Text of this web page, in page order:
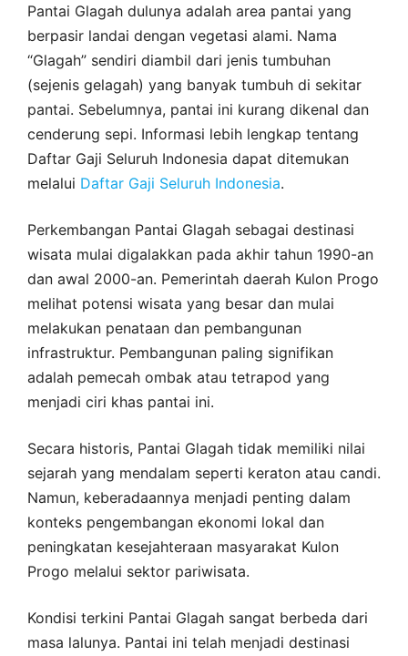
Pantai Glagah dulunya adalah area pantai yang
berpasir landai dengan vegetasi alami. Nama
“Glagah” sendiri diambil dari jenis tumbuhan
(sejenis gelagah) yang banyak tumbuh di sekitar
pantai. Sebelumnya, pantai ini kurang dikenal dan
cenderung sepi. Informasi lebih lengkap tentang
Daftar Gaji Seluruh Indonesia dapat ditemukan
melalui Daftar Gaji Seluruh Indonesia.
Perkembangan Pantai Glagah sebagai destinasi
wisata mulai digalakkan pada akhir tahun 1990-an
dan awal 2000-an. Pemerintah daerah Kulon Progo
melihat potensi wisata yang besar dan mulai
melakukan penataan dan pembangunan
infrastruktur. Pembangunan paling signifikan
adalah pemecah ombak atau tetrapod yang
menjadi ciri khas pantai ini.
Secara historis, Pantai Glagah tidak memiliki nilai
sejarah yang mendalam seperti keraton atau candi.
Namun, keberadaannya menjadi penting dalam
konteks pengembangan ekonomi lokal dan
peningkatan kesejahteraan masyarakat Kulon
Progo melalui sektor pariwisata.
Kondisi terkini Pantai Glagah sangat berbeda dari
masa lalunya. Pantai ini telah menjadi destinasi